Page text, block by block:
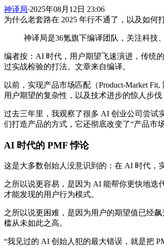
神译局·2025年08月12日 23:06
为什么老套路在 2025 年行不通了，以及如何
神译局是36氪旗下编译团队，关注科技
编者按：AI 时代，用户期望飞速演进，传统
过实战检验的打法。文章来自编译。
以前，实现产品市场匹配（Product-Market
用户期望的复杂性，以及技术进步的惊人步
过去三年里，我观察了很多 AI 创业公司尝
们打造产品的方式，它还彻底改变了“产品市
AI 时代的 PMF 悖论
这是大多数创始人没意识到的：在 AI 时代，
之所以说更容易，是因为 AI 能帮你更快地迭
才能发现的用户行为模式。
之所以说更困难，是因为用户的期望值已经
槛从未如此之高。
“我见过的 AI 创始人犯的最大错误，就是把